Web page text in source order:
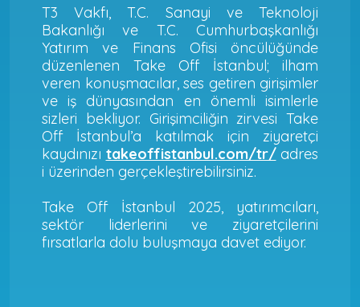
T3 Vakfı, T.C. Sanayi ve Teknoloji
Bakanlığı ve T.C. Cumhurbaşkanlığı
Yatırım ve Finans Ofisi öncülüğünde
düzenlenen Take Off İstanbul; ilham
veren konuşmacılar, ses getiren girişimler
ve iş dünyasından en önemli isimlerle
sizleri bekliyor. Girişimciliğin zirvesi Take
Off İstanbul’a katılmak için ziyaretçi
kaydınızı takeoffistanbul.com/tr/ adres
i üzerinden gerçekleştirebilirsiniz.
Take Off İstanbul 2025, yatırımcıları,
sektör liderlerini ve ziyaretçilerini
fırsatlarla dolu buluşmaya davet ediyor.